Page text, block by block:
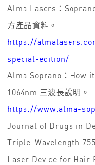
Alma Lasers：
方產品資料。
https://
special-edition/
Alma Soprano：How
1064nm 三波長說明。
https://www.alma-
Journal of Drugs in
Triple-Wavelength
Laser Device for Hair